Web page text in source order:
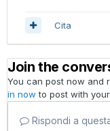
Cita
Join the
You can post now and
in now to post with
Rispondi a